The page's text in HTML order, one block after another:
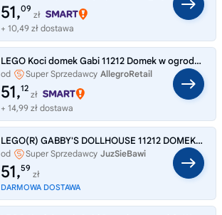
51,09
zł
+ 10,49 zł dostawa
LEGO Koci domek Gabi 11212 Domek w ogrodzie Wróżkici
od Super Sprzedawcy AllegroRetail
51,12
zł
+ 14,99 zł dostawa
LEGO(R) GABBY'S DOLLHOUSE 11212 DOMEK W OGRODZIE
od Super Sprzedawcy JuzSieBawi
51,59
zł
DARMOWA DOSTAWA